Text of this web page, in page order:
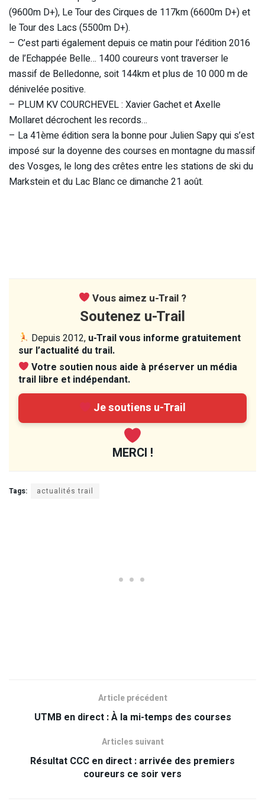
(9600m D+), Le Tour des Cirques de 117km (6600m D+) et
le Tour des Lacs (5500m D+).
– C’est parti également depuis ce matin pour l’édition 2016
de l’Echappée Belle… 1400 coureurs vont traverser le
massif de Belledonne, soit 144km et plus de 10 000 m de
dénivelée positive.
– PLUM KV COURCHEVEL : Xavier Gachet et Axelle
Mollaret décrochent les records…
– La 41ème édition sera la bonne pour Julien Sapy qui s’est
imposé sur la doyenne des courses en montagne du massif
des Vosges, le long des crêtes entre les stations de ski du
Markstein et du Lac Blanc ce dimanche 21 août.
Vous aimez u-Trail ?
Soutenez u-Trail
Depuis 2012, u-Trail vous informe gratuitement
sur l’actualité du trail.
Votre soutien nous aide à préserver un média
trail libre et indépendant.
Je soutiens u-Trail
MERCI !
Tags: actualités trail
Article précédent
UTMB en direct : À la mi-temps des courses
Articles suivant
Résultat CCC en direct : arrivée des premiers
coureurs ce soir vers